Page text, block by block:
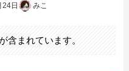
日 みこ
含まれています。